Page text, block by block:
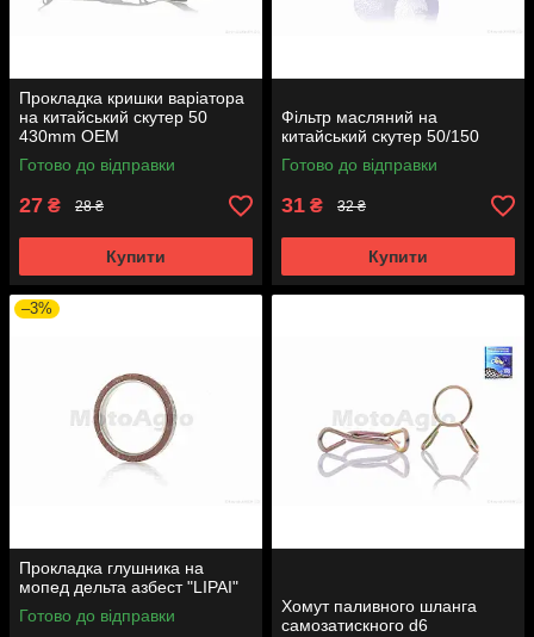
Прокладка кришки варіатора
на китайський скутер 50
430mm OEM
Готово до відправки
27 ₴ 28 ₴
Купити
Фільтр масляний на
китайський скутер 50/150
Готово до відправки
31 ₴ 32 ₴
Купити
–3%
Прокладка глушника на
мопед дельта азбест "LIPAI"
Готово до відправки
Хомут паливного шланга
самозатискного d6